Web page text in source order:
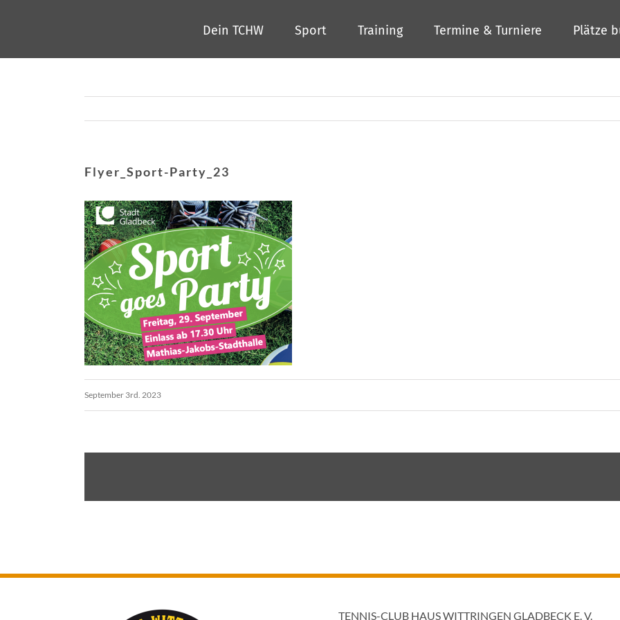
springen
Dein TCHW Sport Training Termine & Turniere Plätze
Flyer_Sport-Party_23
September 3rd. 2023
TENNIS-CLUB HAUS WITTRINGEN GLADBECK E. V.